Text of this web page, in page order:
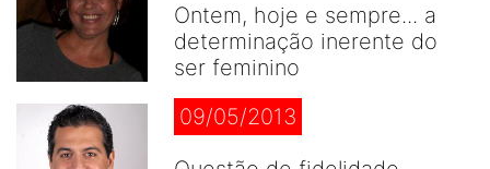
Ontem, hoje e sempre... a
determinação inerente do
ser feminino
09/05/2013